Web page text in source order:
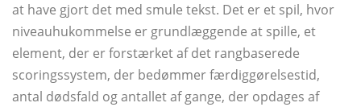
at have gjort det med smule tekst. Det er et spil, hvor
niveauhukommelse er grundlæggende at spille, et
element, der er forstærket af det rangbaserede
scoringssystem, der bedømmer færdiggørelsestid,
antal dødsfald og antallet af gange, der opdages af